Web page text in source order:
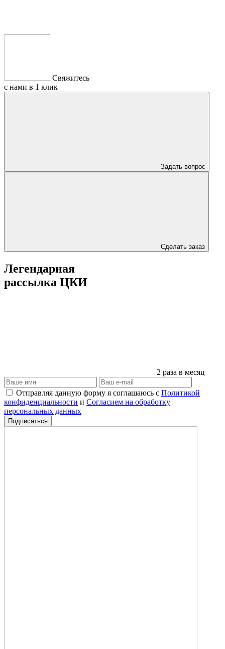
Свяжитесь
с нами в 1 клик
Задать вопрос
Сделать заказ
Легендарная
рассылка ЦКИ
2 раза в месяц
Отправляя данную форму я соглашаюсь с Политикой
конфиденциальности и Согласием на обработку
персональных данных
Подписаться